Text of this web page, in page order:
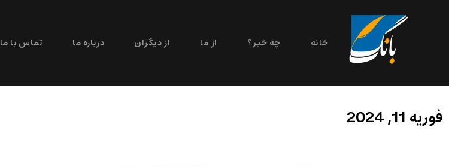
خانه چه خبر؟ از ما از دیگران درباره ما تماس با ما
فوریه 11, 2024